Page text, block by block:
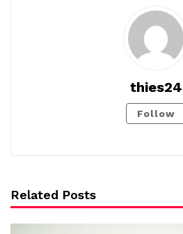
thies24
Follow
Related Posts